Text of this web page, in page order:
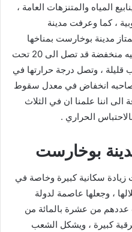
المياه والمتنزهات العامة ،
، كما وعرفت مدينة
مدينة بوخارست بمناخها
الجميل ، فشتائها عاصف الحرارة فيه منخفضة قد تصل الى 20 تحت
، وتصل درجة حرارتها في
، مما يصاحبه انخفاض في معدل سقوط
الى اننا علمنا ان في الثلاث
الحراري .
بوخارست
سكانية كبيرة وخاصة في
، وجعلها عاصمة لدولة
عددهم من عشرة بالمائة من
كبيرة ، ويشكل الشعب